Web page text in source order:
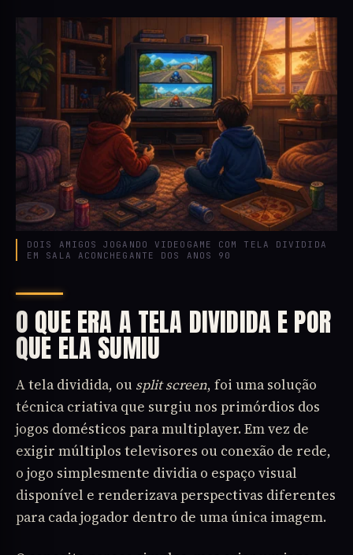
DOIS AMIGOS JOGANDO VIDEOGAME COM TELA DIVIDIDA
EM SALA ACONCHEGANTE DOS ANOS 90
O QUE ERA A TELA DIVIDIDA E POR
QUE ELA SUMIU
A tela dividida, ou split screen, foi uma solução
técnica criativa que surgiu nos primórdios dos
jogos domésticos para multiplayer. Em vez de
exigir múltiplos televisores ou conexão de rede,
o jogo simplesmente dividia o espaço visual
disponível e renderizava perspectivas diferentes
para cada jogador dentro de uma única imagem.